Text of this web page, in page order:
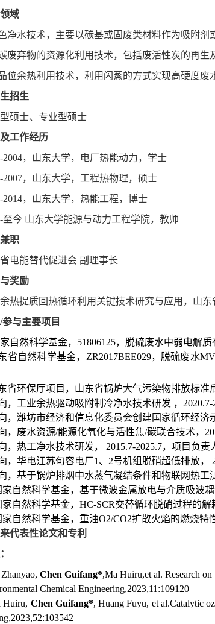
域
净水技术，主要以碳基或固废类材料作为吸附剂
废弃物的资源化利用技术，包括废活性炭的再生
位余热利用技术，利用闪蒸的方式实现高硬度废
招生
硕士、专业型硕士
工作经历
2004，山东大学，电厂热能动力，学士
2007，山东大学，工程热物理，硕士
2014，山东大学，热能工程，博士
至今 山东大学能源与动力工程学院，教师
职
电能替代促进会 副理事长
奖励
热提质回热循环利用关键技术研究与应用，山东
/参与主要项目
自然科学基金， 51806125，脱硫废水中弱电解质
省自然科学基金， ZR2017BEE029，脱硫废水
省环保厅项目，山东省锅炉大气污染物排放标准
，工业余热驱动吸附制冷净水技术研发 ， 2020.7-
，潍坊市经济和信息化委员会创建国家循环经济
，废水资源/能源化氧化与活性焦/碳联合技术，
，热工净水技术研发，
2015.7-2025.7，项目负责
，华电江苏句容电厂 1、 2号机组脱硝超低排放，
，基于锅炉排烟中水蒸气凝结条件和物联网热工
家自然科学基金，基于微波金属放电与介质吸波
家自然科学基金， HC-SCR交替循环脱硝过程的解
家自然科学基金，重油O2/CO2扩散火焰的燃烧特
代表性论文和专利
Chen Guifang*,Ma Huiru,et al. Research
Chemical Engineering,2023,11:109120
Huiru, Chen Guifang*, Huang Fuyu, et al.Catalytic